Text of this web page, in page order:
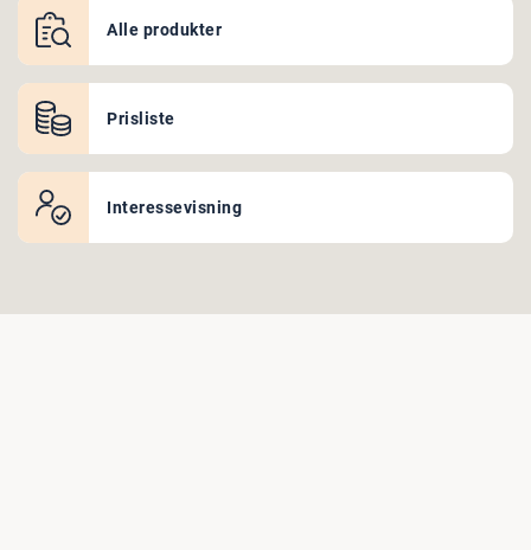
Alle produkter
Prisliste
Interessevisning